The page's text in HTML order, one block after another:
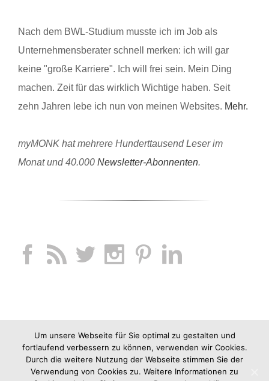
Nach dem BWL-Studium musste ich im Job als
Unternehmensberater schnell merken: ich will gar
keine "große Karriere". Ich will frei sein. Mein Ding
machen. Zeit für das wirklich Wichtige haben. Seit
zehn Jahren lebe ich nun von meinen Websites. Mehr.
myMONK hat mehrere Hunderttausend Leser im
Monat und 40.000 Newsletter-Abonnenten.
Um unsere Webseite für Sie optimal zu gestalten und
fortlaufend verbessern zu können, verwenden wir Cookies.
Durch die weitere Nutzung der Webseite stimmen Sie der
Verwendung von Cookies zu. Weitere Informationen zu